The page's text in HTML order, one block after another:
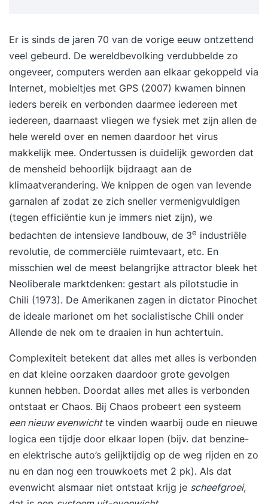
Er is sinds de jaren 70 van de vorige eeuw ontzettend
veel gebeurd. De wereldbevolking verdubbelde zo
ongeveer, computers werden aan elkaar gekoppeld via
Internet, mobieltjes met GPS (2007) kwamen binnen
ieders bereik en verbonden daarmee iedereen met
iedereen, daarnaast vliegen we fysiek met zijn allen de
hele wereld over en nemen daardoor het virus
makkelijk mee. Ondertussen is duidelijk geworden dat
de mensheid behoorlijk bijdraagt aan de
klimaatverandering. We knippen de ogen van levende
garnalen af zodat ze zich sneller vermenigvuldigen
(tegen efficiëntie kun je immers niet zijn), we
bedachten de intensieve landbouw, de 3e industriële
revolutie, de commerciële ruimtevaart, etc. En
misschien wel de meest belangrijke attractor bleek het
Neoliberale marktdenken: gestart als pilotstudie in
Chili (1973). De Amerikanen zagen in dictator Pinochet
de ideale marionet om het socialistische Chili onder
Allende de nek om te draaien in hun achtertuin.
Complexiteit betekent dat alles met alles is verbonden
en dat kleine oorzaken daardoor grote gevolgen
kunnen hebben. Doordat alles met alles is verbonden
ontstaat er Chaos. Bij Chaos probeert een systeem
een nieuw evenwichtte vinden waarbij oude en nieuwe
logica een tijdje door elkaar lopen (bijv. dat benzine-
en elektrische auto’s gelijktijdig op de weg rijden en zo
nu en dan nog een trouwkoets met 2 pk). Als dat
evenwicht alsmaar niet ontstaat krijg je scheefgroei,